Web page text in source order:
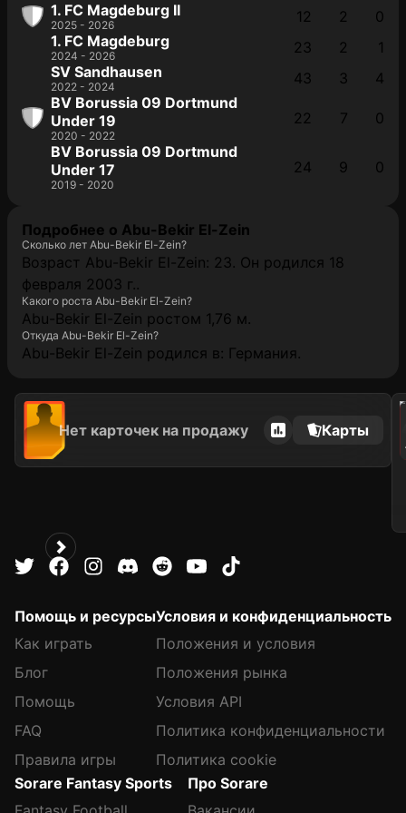
1. FC Magdeburg II
2025 - 2026 12 2
0
1. FC Magdeburg
2024 - 2026 23 2
1
SV Sandhausen
2022 - 2024 43 3
4
BV Borussia 09 Dortmund
Under 19
2020 - 2022
22 7
0
BV Borussia 09 Dortmund
Under 17
2019 - 2020
24 9 0
Подробнее о Abu-Bekir El-Zein
Сколько лет Abu-Bekir El-Zein?
Возраст Abu-Bekir El-Zein: 23. Он родился 18
февраля 2003 г..
Какого роста Abu-Bekir El-Zein?
Abu-Bekir El-Zein ростом 1,76 м.
Откуда Abu-Bekir El-Zein?
Abu-Bekir El-Zein родился в: Германия.
Нет карточек на продажу Карты
2024
Помощь и ресурсы
Как играть
Блог
Помощь
FAQ
Правила игры
Условия и конфиденциальность
Положения и условия
Положения рынка
Условия API
Политика конфиденциальности
Политика cookie
Sorare Fantasy Sports
Про Sorare